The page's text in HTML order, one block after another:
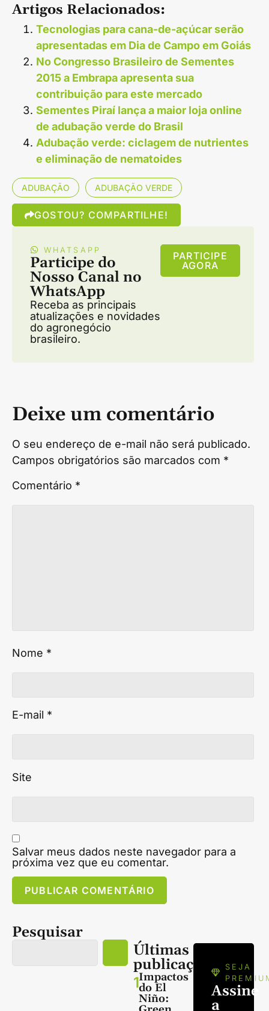
Artigos Relacionados:
Tecnologias para cana-de-açúcar serão
apresentadas em Dia de Campo em Goiás
No Congresso Brasileiro de Sementes
2015 a Embrapa apresenta sua
contribuição para este mercado
Sementes Piraí­ lança a maior loja online
de adubação verde do Brasil
Adubação verde: ciclagem de nutrientes
e eliminação de nematoides
ADUBAÇÃO ADUBAÇÃO VERDE
GOSTOU? COMPARTILHE!
WHATSAPP
Participe do
Nosso Canal no
WhatsApp
Receba as principais
atualizações e novidades
do agronegócio
brasileiro.
PARTICIPE
AGORA
Deixe um comentário
O seu endereço de e-mail não será publicado.
Campos obrigatórios são marcados com *
Comentário *
Nome *
E-mail *
Site
Salvar meus dados neste navegador para a
próxima vez que eu comentar.
Pesquisar
Últimas
publicações
1Impactos
do El
Niño:
SEJA
Assine
a